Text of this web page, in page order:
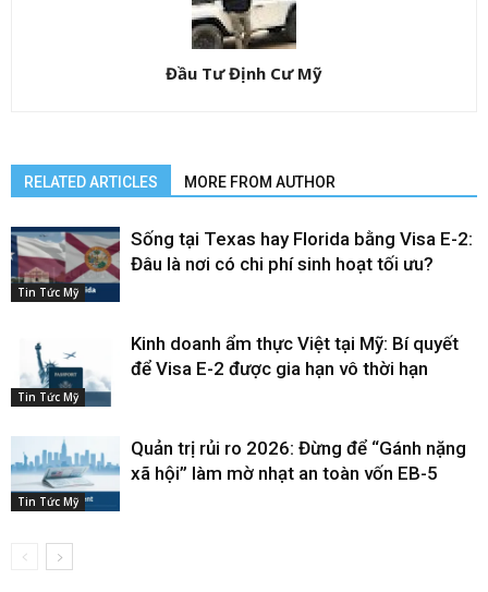
Đầu Tư Định Cư Mỹ
RELATED ARTICLES MORE FROM AUTHOR
Tin Tức Mỹ
Sống tại Texas hay Florida bằng Visa E-2:
Đâu là nơi có chi phí sinh hoạt tối ưu?
Tin Tức Mỹ
Kinh doanh ẩm thực Việt tại Mỹ: Bí quyết
để Visa E-2 được gia hạn vô thời hạn
Tin Tức Mỹ
Quản trị rủi ro 2026: Đừng để “Gánh nặng
xã hội” làm mờ nhạt an toàn vốn EB-5